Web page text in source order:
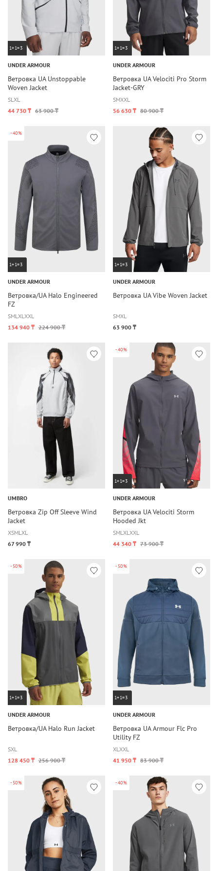
1+1=3
UNDER ARMOUR
Ветровка UA Unstoppable
Woven Jacket
SLXL
44 730 ₸ 63 900 ₸
1+1=3
UNDER ARMOUR
Ветровка UA Velociti Pro Storm
Jacket-GRY
SMXXL
56 630 ₸ 80 900 ₸
-40%
1+1=3
UNDER ARMOUR
Ветровка/UA Halo Engineered
FZ
SMLXLXXL
134 940 ₸ 224 900 ₸
1+1=3
UNDER ARMOUR
Ветровка UA Vibe Woven Jacket
SMXL
63 900 ₸
UMBRO
Ветровка Zip Off Sleeve Wind
Jacket
XSMLXL
67 990 ₸
-40%
1+1=3
UNDER ARMOUR
Ветровка UA Velociti Storm
Hooded Jkt
SMLXLXXL
44 340 ₸ 73 900 ₸
-50%
1+1=3
UNDER ARMOUR
Ветровка/UA Halo Run Jacket
SXL
128 450 ₸ 256 900 ₸
-50%
1+1=3
UNDER ARMOUR
Ветровка UA Armour Flc Pro
Utility FZ
XLXXL
41 950 ₸ 83 900 ₸
-50% -40%